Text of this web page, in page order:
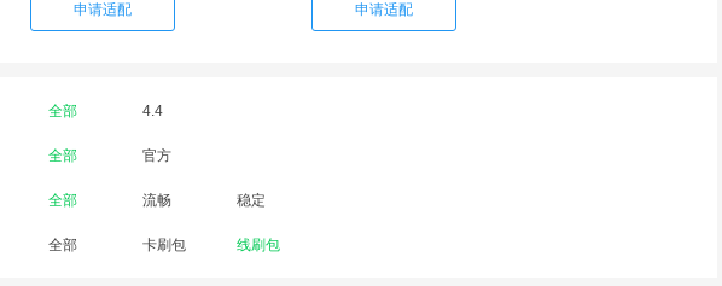
申请适配 申请适配
全部 4.4
全部 官方
全部 流畅 稳定
全部 卡刷包 线刷包